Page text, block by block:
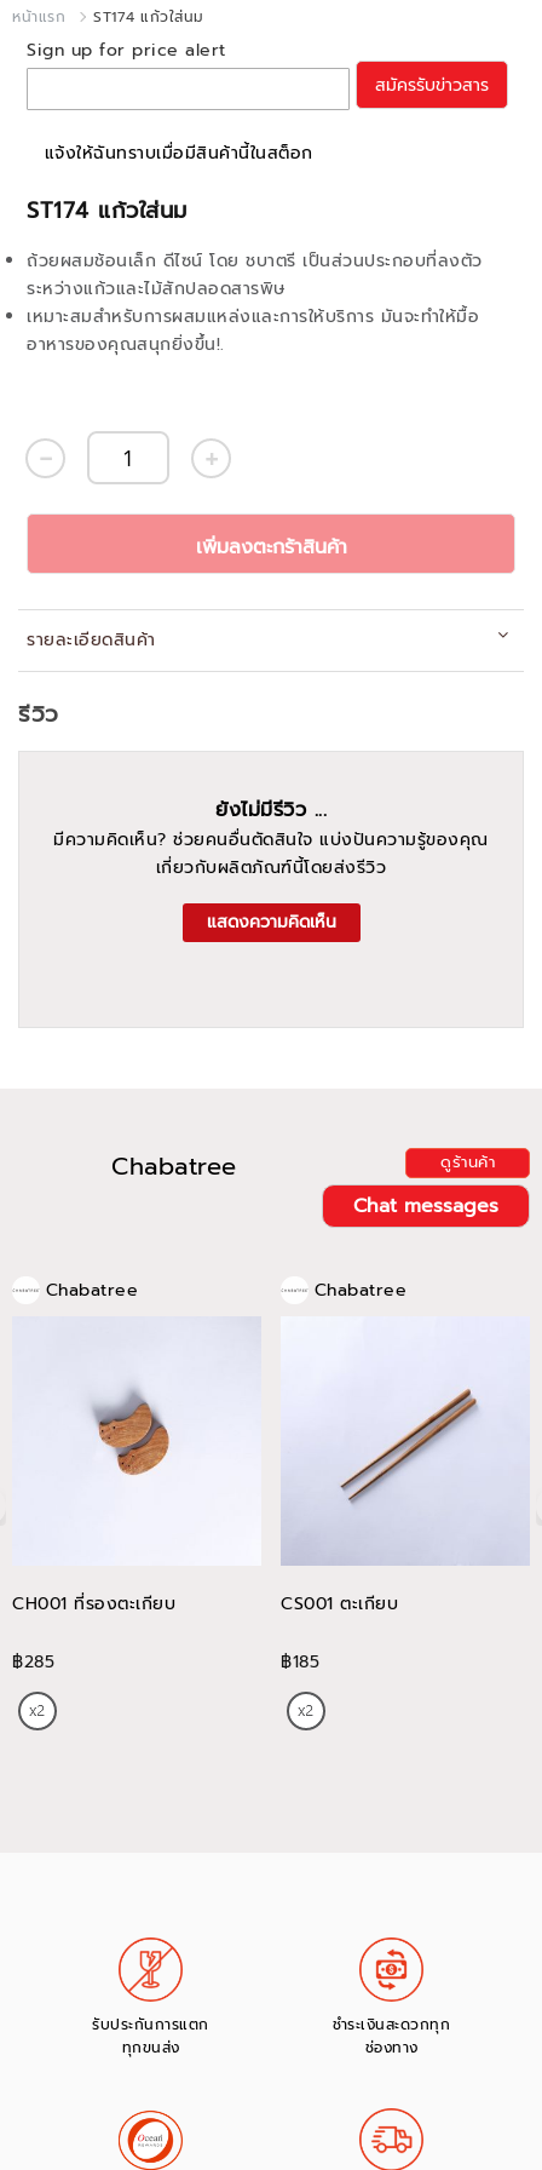
หน้าแรก ST174 แก้วใส่นม
ST174 แก้วใส่นม
ถ้วยผสมช้อนเล็ก ดีไซน์ โดย ชบาตรี เป็นส่วนประกอบที่ลงตัว
ระหว่างแก้วและไม้สักปลอดสารพิษ
เหมาะสมสำหรับการผสมแหล่งและการให้บริการ มันจะทำให้มื้อ
อาหารของคุณสนุกยิ่งขึ้น!.
Sign up for price alert
สมัครรับข่าวสาร
แจ้งให้ฉันทราบเมื่อมีสินค้านี้ในสต็อก
เพิ่มลงตะกร้าสินค้า
รายละเอียดสินค้า
Chabatree ดูร้านค้า
Chat messages
Chabatree
CH001 ที่รองตะเกียบ
฿285
Chabatree
CS001 ตะเกียบ
฿185
รีวิว
ยังไม่มีรีวิว ...
มีความคิดเห็น? ช่วยคนอื่นตัดสินใจ แบ่งปันความรู้ของคุณ
เกี่ยวกับผลิตภัณฑ์นี้โดยส่งรีวิว
แสดงความคิดเห็น
รับประกันการแตก
ทุกขนส่ง
ชำระเงินสะดวกทุก
ช่องทาง